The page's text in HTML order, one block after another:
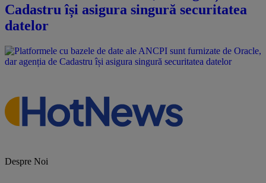
Cadastru își asigura singură securitatea
datelor
Despre Noi